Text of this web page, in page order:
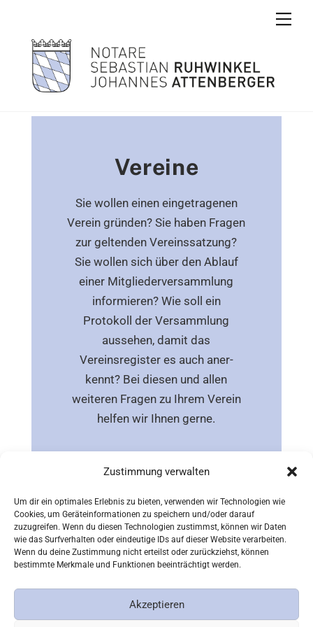
Zustimmung verwalten
Um dir ein optimales Erlebnis zu bieten, verwenden wir Technologien wie
Cookies, um Geräteinformationen zu speichern und/oder darauf
zuzugreifen. Wenn du diesen Technologien zustimmst, können wir Daten
wie das Surfverhalten oder eindeutige IDs auf dieser Website verarbeiten.
Wenn du deine Zustimmung nicht erteilst oder zurückziehst, können
bestimmte Merkmale und Funktionen beeinträchtigt werden.
Akzeptieren
content
Vereine
Sie wollen einen eingetragenen
Verein gründen? Sie haben Fragen
zur geltenden Vereinssatzung?
Sie wollen sich über den Ablauf
einer Mitgliederversammlung
informieren? Wie soll ein
Protokoll der Versammlung
aussehen, damit das
Vereinsregister es auch aner-
kennt? Bei diesen und allen
weiteren Fragen zu Ihrem Verein
helfen wir Ihnen gerne.
PDF herunterladenEingetragener Verein
Notare Ruhwinkel und Attenberger